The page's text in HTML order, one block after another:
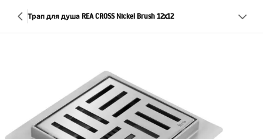
Трап для душа REA CROSS Nickel Brush 12x12